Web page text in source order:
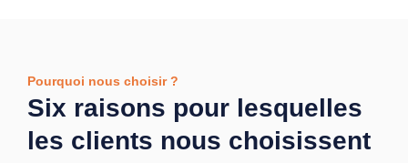
Pourquoi nous choisir ?
Six raisons pour lesquelles
les clients nous choisissent